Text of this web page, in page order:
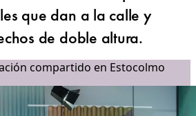
que dan a la calle y
de doble altura.
compartido en Estocolmo